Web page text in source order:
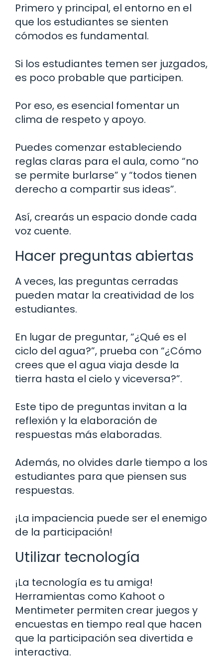
Primero y principal, el entorno en el
que los estudiantes se sienten
cómodos es fundamental.
Si los estudiantes temen ser juzgados,
es poco probable que participen.
Por eso, es esencial fomentar un
clima de respeto y apoyo.
Puedes comenzar estableciendo
reglas claras para el aula, como “no
se permite burlarse” y “todos tienen
derecho a compartir sus ideas”.
Así, crearás un espacio donde cada
voz cuente.
Hacer preguntas abiertas
A veces, las preguntas cerradas
pueden matar la creatividad de los
estudiantes.
En lugar de preguntar, “¿Qué es el
ciclo del agua?”, prueba con “¿Cómo
crees que el agua viaja desde la
tierra hasta el cielo y viceversa?”.
Este tipo de preguntas invitan a la
reflexión y la elaboración de
respuestas más elaboradas.
Además, no olvides darle tiempo a los
estudiantes para que piensen sus
respuestas.
¡La impaciencia puede ser el enemigo
de la participación!
Utilizar tecnología
¡La tecnología es tu amiga!
Herramientas como Kahoot o
Mentimeter permiten crear juegos y
encuestas en tiempo real que hacen
que la participación sea divertida e
interactiva.